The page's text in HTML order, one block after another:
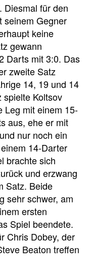
Diesmal für den
seinem Gegner
keine
gewann
Darts mit 3:0. Das
zweite Satz
14, 19 und 14
spielte Koltsov
Leg mit einem 15-
aus, ehe er mit
nur noch ein
14-Darter
brachte sich
und erzwang
Satz. Beide
sehr schwer, am
ersten
Spiel beendete.
Chris Dobey, der
Beaton treffen